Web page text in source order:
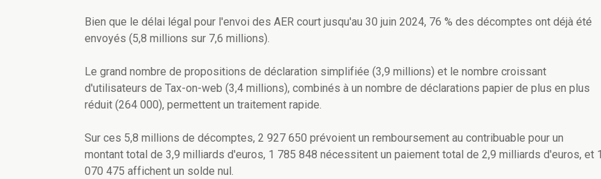
Bien que le délai légal pour l'envoi des AER court jusqu'au 30 juin 2024, 76 % des décomptes ont déjà été
envoyés (5,8 millions sur 7,6 millions).
Le grand nombre de propositions de déclaration simplifiée (3,9 millions) et le nombre croissant
d'utilisateurs de Tax-on-web (3,4 millions), combinés à un nombre de déclarations papier de plus en plus
réduit (264 000), permettent un traitement rapide.
Sur ces 5,8 millions de décomptes, 2 927 650 prévoient un remboursement au contribuable pour un
montant total de 3,9 milliards d'euros, 1 785 848 nécessitent un paiement total de 2,9 milliards d'euros, et 1
070 475 affichent un solde nul.